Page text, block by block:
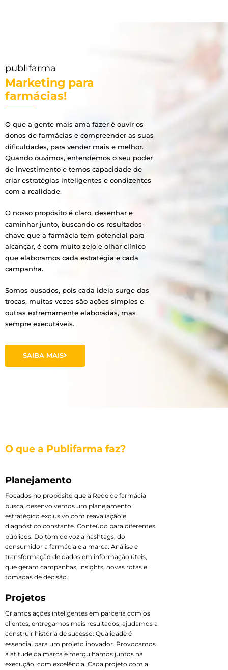
publifarma
Marketing para
farmácias!
O que a gente mais ama fazer é ouvir os
donos de farmácias e compreender as suas
dificuldades, para vender mais e melhor.
Quando ouvimos, entendemos o seu poder
de investimento e temos capacidade de
criar estratégias inteligentes e condizentes
com a realidade.
O nosso propósito é claro, desenhar e
caminhar junto, buscando os resultados-
chave que a farmácia tem potencial para
alcançar, é com muito zelo e olhar clínico
que elaboramos cada estratégia e cada
campanha.
Somos ousados, pois cada ideia surge das
trocas, muitas vezes são ações simples e
outras extremamente elaboradas, mas
sempre executáveis.
SAIBA MAIS
O que a Publifarma faz?
Planejamento
Focados no propósito que a Rede de farmácia
busca, desenvolvemos um planejamento
estratégico exclusivo com reavaliação e
diagnóstico constante. Conteúdo para diferentes
públicos. Do tom de voz a hashtags, do
consumidor a farmácia e a marca. Análise e
transformação de dados em informação úteis,
que geram campanhas, insights, novas rotas e
tomadas de decisão.
Projetos
Criamos ações inteligentes em parceria com os
clientes, entregamos mais resultados, ajudamos a
construir história de sucesso. Qualidade é
essencial para um projeto inovador. Provocamos
a atitude da marca e mergulhamos juntos na
execução, com excelência. Cada projeto com a